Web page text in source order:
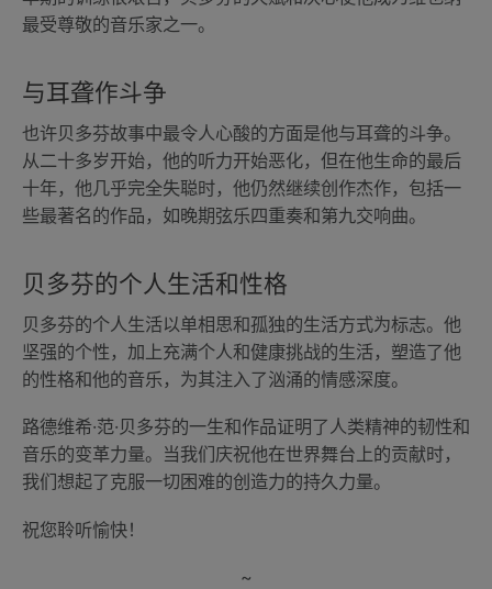
最受尊敬的音乐家之一。
与耳聋作斗争
也许贝多芬故事中最令人心酸的方面是他与耳聋的斗争。
从二十多岁开始，他的听力开始恶化，但在他生命的最后
十年，他几乎完全失聪时，他仍然继续创作杰作，包括一
些最著名的作品，如晚期弦乐四重奏和第九交响曲。
贝多芬的个人生活和性格
贝多芬的个人生活以单相思和孤独的生活方式为标志。他
坚强的个性，加上充满个人和健康挑战的生活，塑造了他
的性格和他的音乐，为其注入了汹涌的情感深度。
路德维希·范·贝多芬的一生和作品证明了人类精神的韧性和
音乐的变革力量。当我们庆祝他在世界舞台上的贡献时，
我们想起了克服一切困难的创造力的持久力量。
祝您聆听愉快！
~